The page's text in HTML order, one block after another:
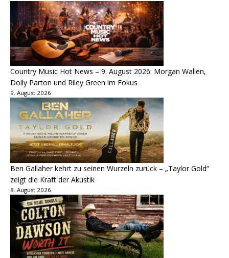
Country Music Hot News – 9. August 2026: Morgan Wallen,
Dolly Parton und Riley Green im Fokus
9. August 2026
Ben Gallaher kehrt zu seinen Wurzeln zurück – „Taylor Gold“
zeigt die Kraft der Akustik
8. August 2026